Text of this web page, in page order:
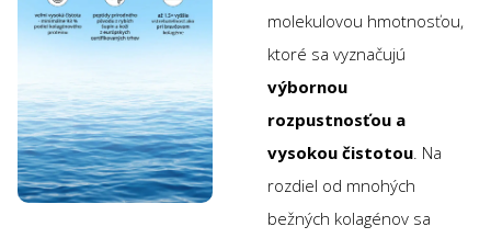
molekulovou hmotnosťou,
ktoré sa vyznačujú
výbornou
rozpustnosťou a
vysokou čistotou . Na
rozdiel od mnohých
bežných kolagénov sa